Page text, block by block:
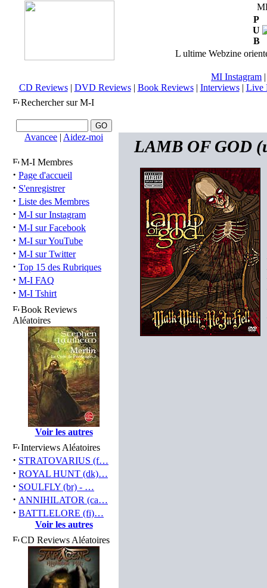
P
U
B
L ultime Webzine
MI Instagram
CD Reviews| DVD Reviews| Book Reviews| Interviews| Live
Rechercher sur M-I
Avancee | Aidez-moi
M-I Membres
· Page d'accueil
· S'enregistrer
· Liste des Membres
· M-I sur Instagram
· M-I sur Facebook
· M-I sur YouTube
· M-I sur Twitter
· Top 15 des Rubriques
· M-I FAQ
· M-I Tshirt
Book Reviews
Aléatoires
Voir les autres
Interviews Aléatoires
· STRATOVARIUS (f…
· ROYAL HUNT (dk)…
· SOULFLY (br) - …
· ANNIHILATOR (ca…
· BATTLELORE (fi)…
Voir les autres
CD Reviews Aléatoires
LAMB OF GOD